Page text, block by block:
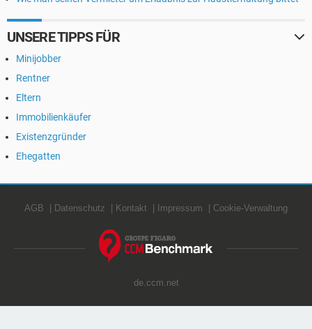
UNSERE TIPPS FÜR
Minijobber
Rentner
Eltern
Immobilienkäufer
Existenzgründer
Ehegatten
AGB Datenschutz Kontakt Impressum Cookie-Verwaltung
de.ccm.net